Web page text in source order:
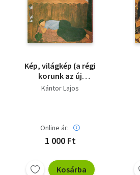
Kép, világkép (a régi
korunk az új
művészetért)
Kántor Lajos
Online ár:
1 000 Ft
Kosárba